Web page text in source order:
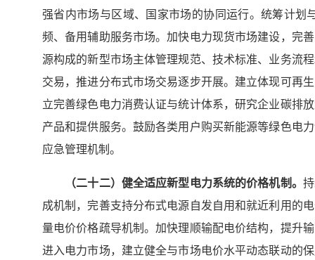
强省内市场与区域、国家市场的协同运行。统筹计
频、备用辅助服务市场。加快电力现货市场建设，完
源构成的新型市场主体管理规范、技术标准、业务流
交易，推进分布式市场交易逐步开展。建立体现可再
立完善绿色电力消费认证与统计体系，研究企业碳排
产品和提供服务。鼓励各类用户购买新能源等绿色电
应急管理机制。
（二十二）健全适应新型电力系统的价格机制。
成机制，完善支持分布式电源自发自用和就近利用的
量电价价格疏导机制。加快理顺输配电价结构，提升
进入电力市场，建立健全与市场电价水平动态联动的